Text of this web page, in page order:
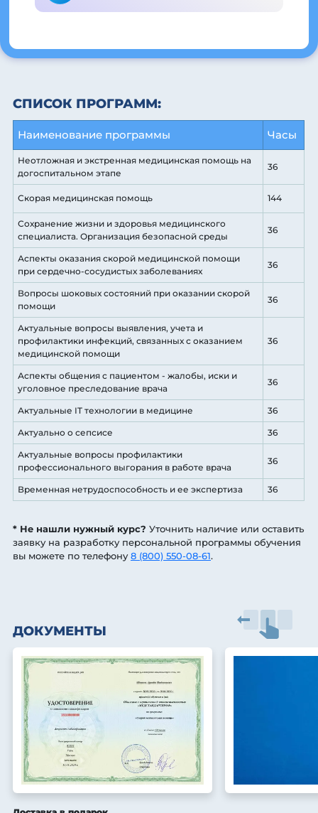
СПИСОК ПРОГРАММ:
Наименование программы Часы
Неотложная и экстренная медицинская помощь на
догоспитальном этапе
36
Скорая медицинская помощь 144
Сохранение жизни и здоровья медицинского
специалиста. Организация безопасной среды
36
Аспекты оказания скорой медицинской помощи
при сердечно-сосудистых заболеваниях
36
Вопросы шоковых состояний при оказании скорой
помощи
36
Актуальные вопросы выявления, учета и
профилактики инфекций, связанных с оказанием
медицинской помощи
36
Аспекты общения с пациентом - жалобы, иски и
уголовное преследование врача
36
Актуальные IT технологии в медицине 36
Актуально о сепсисе 36
Актуальные вопросы профилактики
профессионального выгорания в работе врача
36
Временная нетрудоспособность и ее экспертиза 36
* Не нашли нужный курс? Уточнить наличие или оставить
заявку на разработку персональной программы обучения
вы можете по телефону8 (800) 550-08-61.
ДОКУМЕНТЫ